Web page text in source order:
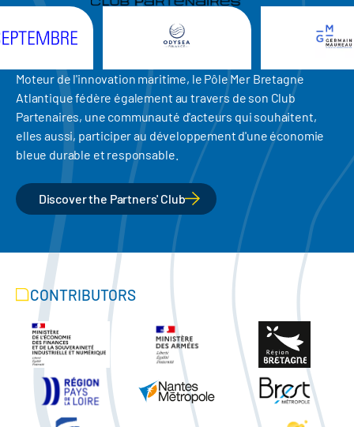
Moteur de l'innovation maritime, le Pôle Mer Bretagne
Atlantique fédère également au travers de son Club
Partenaires, une communauté d'acteurs qui souhaitent,
elles aussi, participer au développement d'une économie
bleue durable et responsable.
Discover the Partners' Club
CONTRIBUTORS